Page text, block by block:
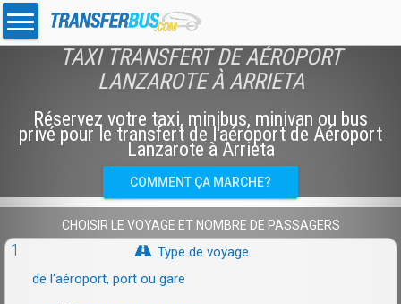
TAXI TRANSFERT DE AÉROPORT
LANZAROTE À ARRIETA
Réservez votre taxi, minibus, minivan ou bus
privé pour le transfert de l'aéroport de Aéroport
Lanzarote à Arrieta
COMMENT ÇA MARCHE?
CHOISIR LE VOYAGE ET NOMBRE DE PASSAGERS
1
Type de voyage
de l'aéroport, port ou gare